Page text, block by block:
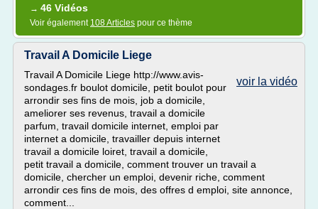
→ 46 Vidéos
Voir également 108 Articles pour ce thème
Travail A Domicile Liege
voir la vidéo
Travail A Domicile Liege http://www.avis-
sondages.fr boulot domicile, petit boulot pour
arrondir ses fins de mois, job a domicile,
ameliorer ses revenus, travail a domicile
parfum, travail domicile internet, emploi par
internet a domicile, travailler depuis internet
travail a domicile loiret, travail a domicile,
petit travail a domicile, comment trouver un travail a
domicile, chercher un emploi, devenir riche, comment
arrondir ces fins de mois, des offres d emploi, site annonce,
comment...